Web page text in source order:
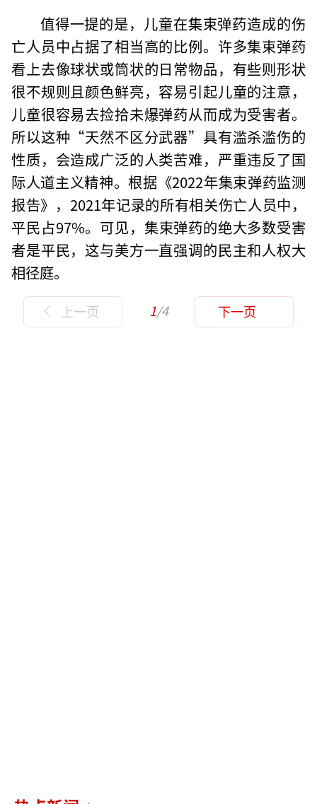
值得一提的是，儿童在集束弹药造成的伤
亡人员中占据了相当高的比例。许多集束弹药
看上去像球状或筒状的日常物品，有些则形状
很不规则且颜色鲜亮，容易引起儿童的注意，
儿童很容易去捡拾未爆弹药从而成为受害者。
所以这种“天然不区分武器”具有滥杀滥伤的
性质，会造成广泛的人类苦难，严重违反了国
际人道主义精神。根据《2022年集束弹药监测
报告》，2021年记录的所有相关伤亡人员中，
平民占97%。可见，集束弹药的绝大多数受害
者是平民，这与美方一直强调的民主和人权大
相径庭。
上一页 1/4 下一页